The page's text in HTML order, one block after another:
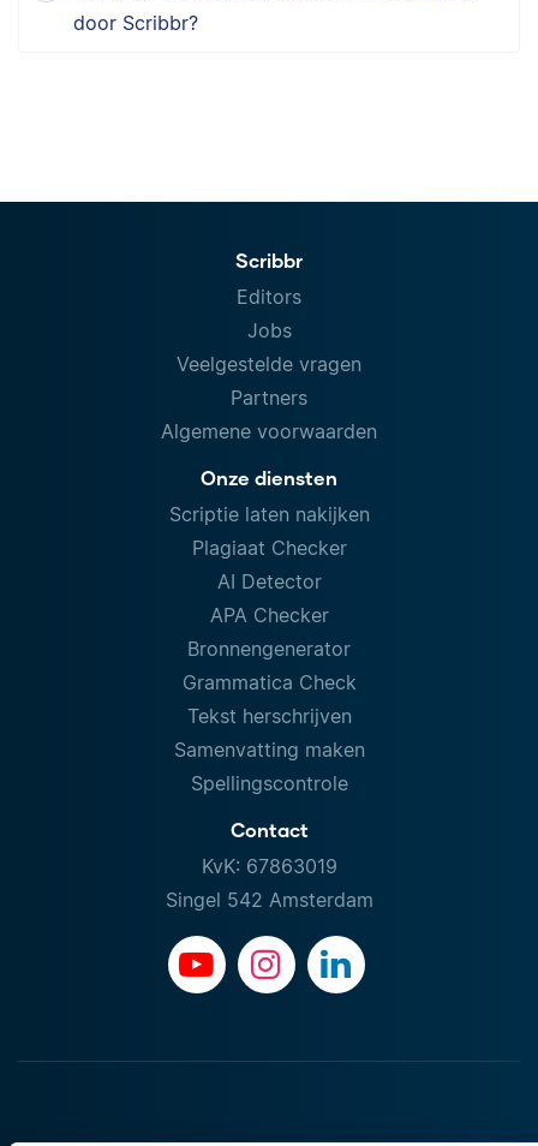
door Scribbr?
Scribbr
Editors
Jobs
Veelgestelde vragen
Partners
Algemene voorwaarden
Onze diensten
Scriptie laten nakijken
Plagiaat Checker
AI Detector
APA Checker
Bronnengenerator
Grammatica Check
Tekst herschrijven
Samenvatting maken
Spellingscontrole
Contact
KvK: 67863019
Singel 542 Amsterdam